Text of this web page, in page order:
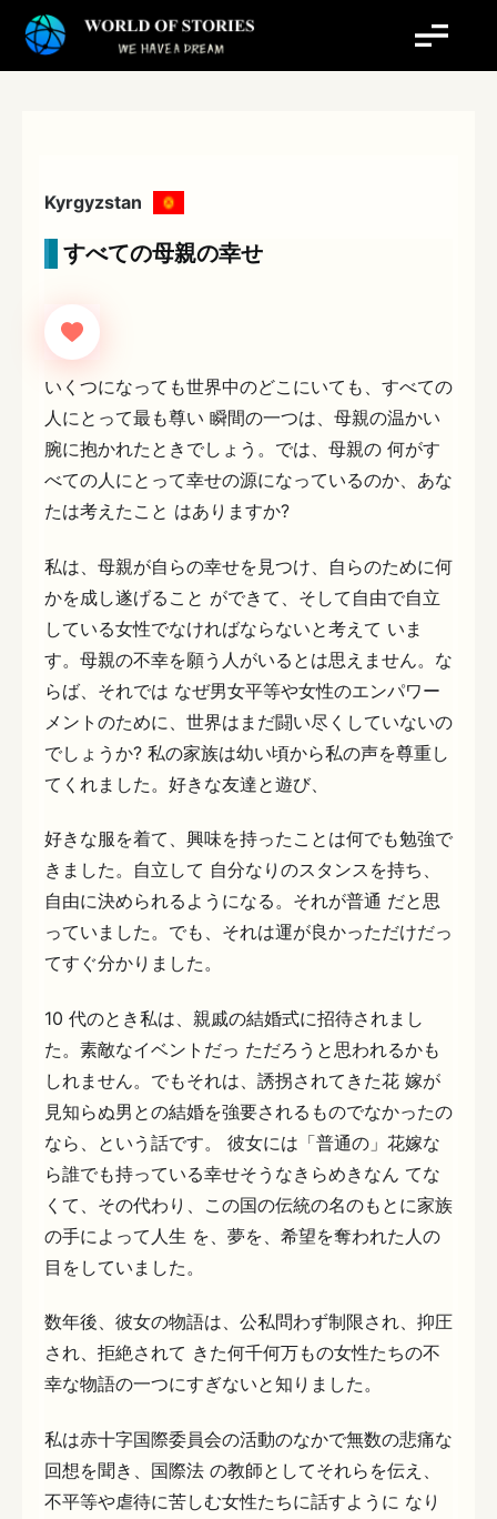
Kyrgyzstan
すべての母親の幸せ
いくつになっても世界中のどこにいても、すべての
人にとって最も尊い 瞬間の一つは、母親の温かい
腕に抱かれたときでしょう。では、母親の 何がす
べての人にとって幸せの源になっているのか、あな
たは考えたこと はありますか?
私は、母親が自らの幸せを見つけ、自らのために何
かを成し遂げること ができて、そして自由で自立
している女性でなければならないと考えて いま
す。母親の不幸を願う人がいるとは思えません。な
らば、それでは なぜ男女平等や女性のエンパワー
メントのために、世界はまだ闘い尽くしていないの
でしょうか? 私の家族は幼い頃から私の声を尊重し
てくれました。好きな友達と遊び、
好きな服を着て、興味を持ったことは何でも勉強で
きました。自立して 自分なりのスタンスを持ち、
自由に決められるようになる。それが普通 だと思
っていました。でも、それは運が良かっただけだっ
てすぐ分かりました。
10 代のとき私は、親戚の結婚式に招待されまし
た。素敵なイベントだっ ただろうと思われるかも
しれません。でもそれは、誘拐されてきた花 嫁が
見知らぬ男との結婚を強要されるものでなかったの
なら、という話です。 彼女には「普通の」花嫁な
ら誰でも持っている幸せそうなきらめきなん てな
くて、その代わり、この国の伝統の名のもとに家族
の手によって人生 を、夢を、希望を奪われた人の
目をしていました。
数年後、彼女の物語は、公私問わず制限され、抑圧
され、拒絶されて きた何千何万もの女性たちの不
幸な物語の一つにすぎないと知りました。
私は赤十字国際委員会の活動のなかで無数の悲痛な
回想を聞き、国際法 の教師としてそれらを伝え、
不平等や虐待に苦しむ女性たちに話すように なり